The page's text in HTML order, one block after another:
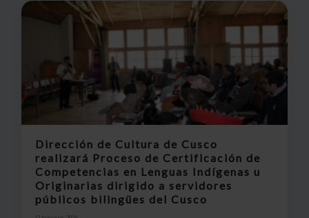
Dirección de Cultura de Cusco
realizará Proceso de Certificación de
Competencias en Lenguas Indígenas u
Originarias dirigido a servidores
públicos bilingües del Cusco